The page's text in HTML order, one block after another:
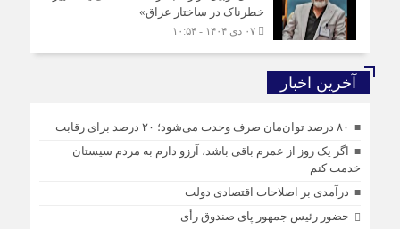
خطرناک در ساختار عراق»
۰۷ دی ۱۴۰۴ - ۱۰:۵۴
آخرین اخبار
۸۰ درصد توان‌مان صرف وحدت می‌شود؛ ۲۰ درصد برای رقابت
اگر یک روز از عمرم باقی باشد، آرزو دارم به مردم سیستان
خدمت کنم
درآمدی بر اصلاحات اقتصادی دولت
حضور رئیس جمهور پای صندوق رأی